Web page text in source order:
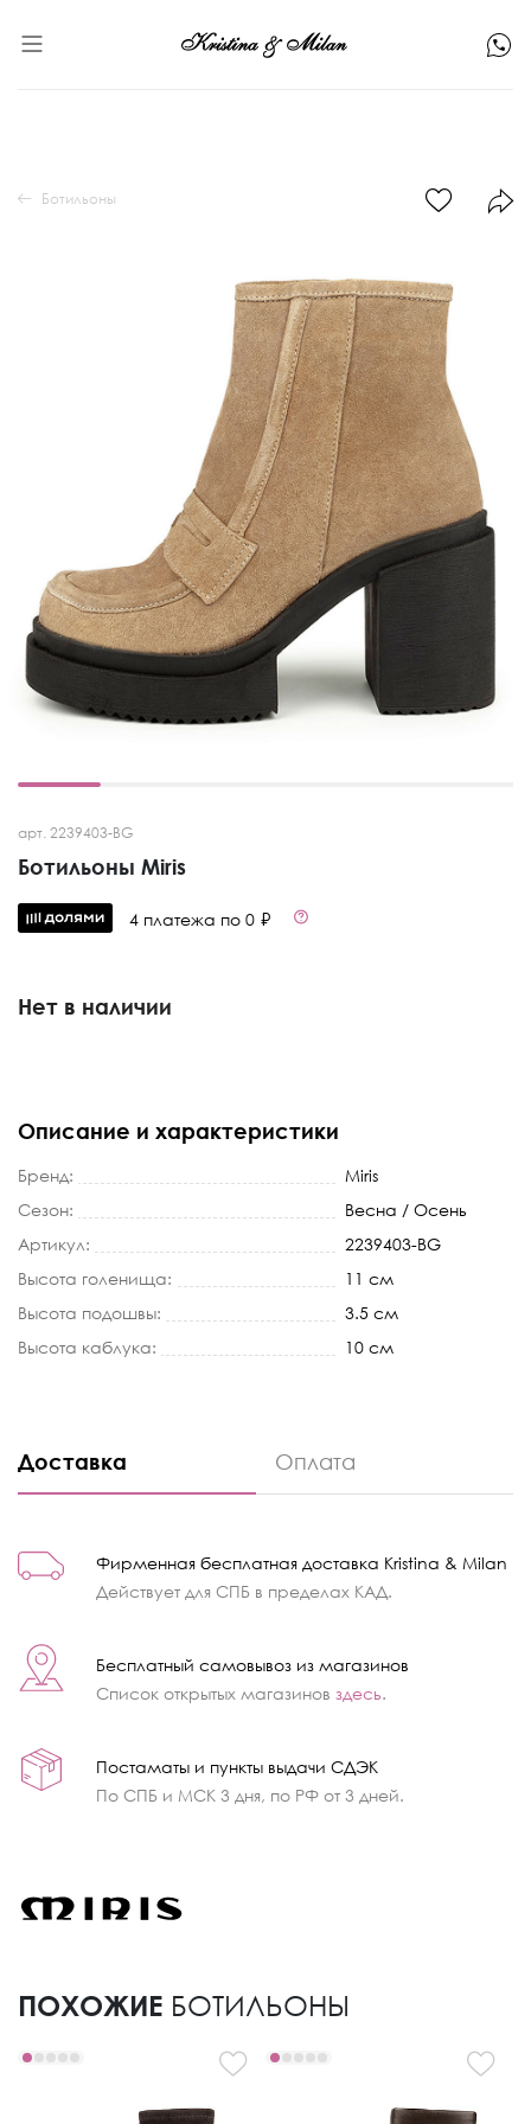
арт. 2239403-BG
Ботильоны Miris
4 платежа по 0 ₽
Нет в наличии
Ботильоны
Описание и характеристики
Бренд:
Miris
Сезон:
Весна / Осень
Артикул:
2239403-BG
Высота голенища:
11 см
Высота подошвы:
3.5 см
Высота каблука:
10 см
Доставка Оплата
Фирменная бесплатная доставка Kristina & Milan
Действует для СПБ в пределах КАД.
Бесплатный самовывоз из магазинов
Список открытых магазинов здесь.
Постаматы и пункты выдачи СДЭК
По СПБ и МСК 3 дня, по РФ от 3 дней.
ПОХОЖИЕ БОТИЛЬОНЫ